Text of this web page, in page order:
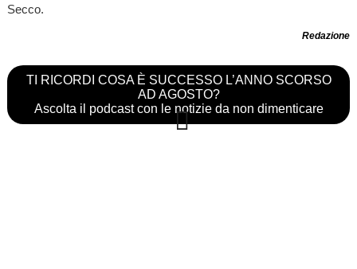
Secco.
Redazione
TI RICORDI COSA È SUCCESSO L’ANNO SCORSO
AD AGOSTO?
Ascolta il podcast con le notizie da non dimenticare